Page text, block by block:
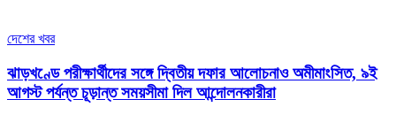
দেশের খবর
ঝাড়খণ্ডে পরীক্ষার্থীদের সঙ্গে দ্বিতীয় দফার আলোচনাও অমীমাংসিত, ৯ই
আগস্ট পর্যন্ত চূড়ান্ত সময়সীমা দিল আন্দোলনকারীরা